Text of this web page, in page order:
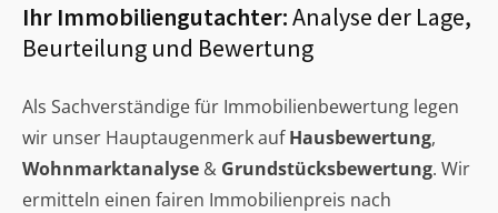
Ihr Immobiliengutachter:Analyse der Lage,
Beurteilung und Bewertung
Als Sachverständige für Immobilienbewertung legen
wir unser Hauptaugenmerk aufHausbewertung,
Wohnmarktanalyse & Grundstücksbewertung. Wir
ermitteln einen fairen Immobilienpreis nach